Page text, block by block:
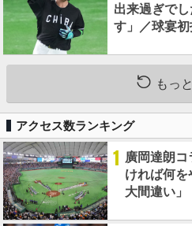
出来過ぎで
す」／球宴
もっ
アクセス数ランキング
1 廣岡達朗
ければ何を
大間違い」